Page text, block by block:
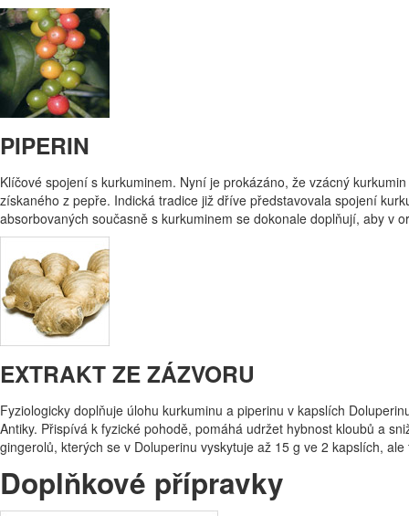
PIPERIN
Klíčové spojení s kurkuminem. Nyní je prokázáno, že vzácný
získaného z pepře. Indická tradice již dříve představovala spojení
absorbovaných současně s kurkuminem se dokonale doplňují, aby v
EXTRAKT ZE ZÁZVORU
Fyziologicky doplňuje úlohu kurkuminu a piperinu v kapslích
Antiky. Přispívá k fyzické pohodě, pomáhá udržet hybnost kloubů a
gingerolů, kterých se v Doluperinu vyskytuje až 15 g ve 2 kapslích,
Doplňkové přípravky